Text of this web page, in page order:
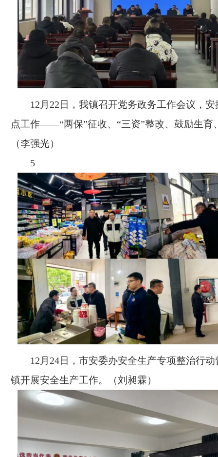
12月22日，我镇召开党务政务工作会议，
点工作——“两保”征收、“三资”整改、鼓励生育
（李强光）
5
12月24日，市安委办安全生产专项整治行
镇开展安全生产工作。（刘昶霖）